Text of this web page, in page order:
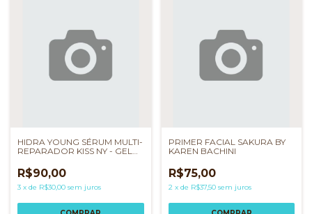
HIDRA YOUNG SÉRUM MULTI-
REPARADOR KISS NY - GEL
R$90,00
3 x de R$30,00 sem juros
PRIMER FACIAL SAKURA BY
KAREN BACHINI
R$75,00
2 x de R$37,50 sem juros